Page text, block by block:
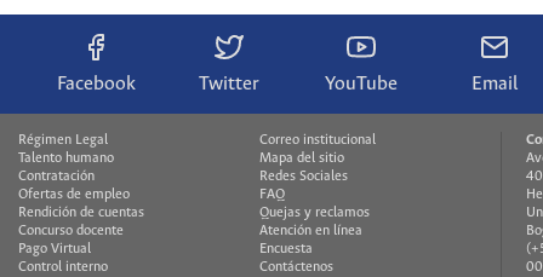
Facebook Twitter YouTube Email
Régimen Legal
Talento humano
Contratación
Ofertas de empleo
Rendición de cuentas
Concurso docente
Pago Virtual
Control interno
Correo institucional
Mapa del sitio
Redes Sociales
FAQ
Quejas y reclamos
Atención en línea
Encuesta
Contáctenos